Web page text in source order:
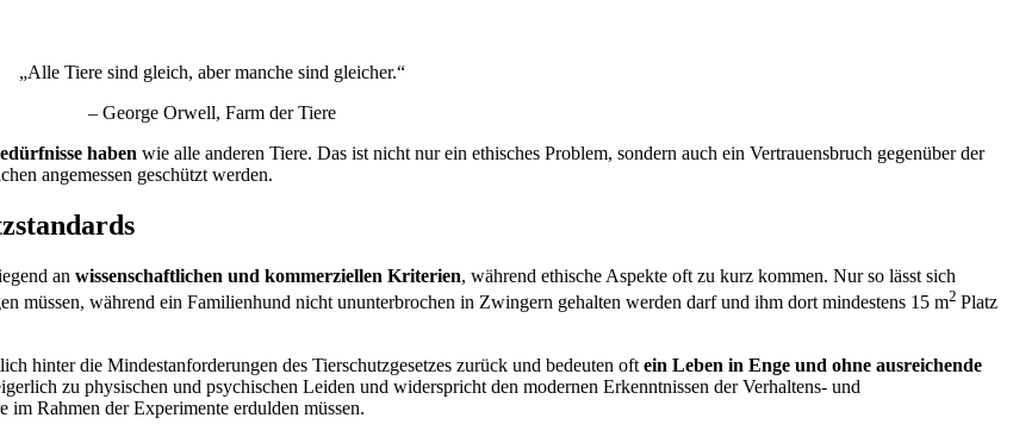
„Alle Tiere sind gleich, aber manche sind gleicher.“
– George Orwell, Farm der Tiere
haben wie alle anderen Tiere. Das ist nicht nur ein ethisches Problem, sondern auch ein Vertrauensbruch gegenüber der
angemessen geschützt werden.
an wissenschaftlichen und kommerziellen Kriterien, während ethische Aspekte oft zu kurz kommen. Nur so lässt sich
müssen, während ein Familienhund nicht ununterbrochen in Zwingern gehalten werden darf und ihm dort mindestens 15 m2 Platz
hinter die Mindestanforderungen des Tierschutzgesetzes zurück und bedeuten oft ein Leben in Enge und ohne ausreichende
zu physischen und psychischen Leiden und widerspricht den modernen Erkenntnissen der Verhaltens- und
Rahmen der Experimente erdulden müssen.